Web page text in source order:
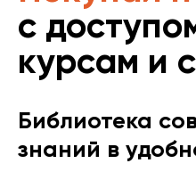
с
курсам и
Библиотека
знаний в